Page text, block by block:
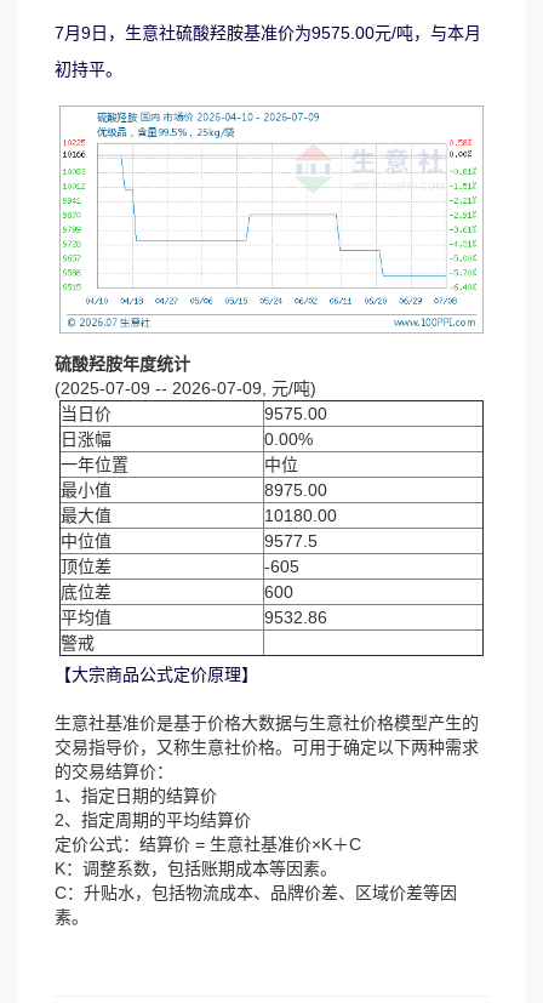
7月9日，生意社硫酸羟胺基准价为9575.00元/吨，与本月
初持平。
硫酸羟胺年度统计
(2025-07-09 -- 2026-07-09, 元/吨)
当日价
9575.00
日涨幅
0.00%
一年位置
中位
最小值
8975.00
最大值
10180.00
中位值
9577.5
顶位差
-605
底位差
600
平均值
9532.86
警戒
【大宗商品公式定价原理】
生意社基准价是基于价格大数据与生意社价格模型产生的
交易指导价，又称生意社价格。可用于确定以下两种需求
的交易结算价：
1、指定日期的结算价
2、指定周期的平均结算价
定价公式：结算价 = 生意社基准价×K＋C
K：调整系数，包括账期成本等因素。
C：升贴水，包括物流成本、品牌价差、区域价差等因
素。